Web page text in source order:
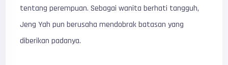
tentang perempuan. Sebagai wanita berhati tangguh,
Jeng Yah pun berusaha mendobrak batasan yang
diberikan padanya.